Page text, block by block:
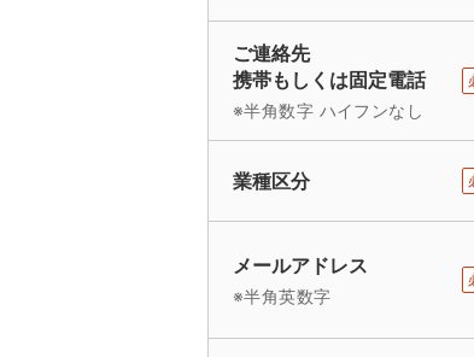
ご連絡先
携帯もしくは固定電話
※半角数字 ハイフンなし
業種区分
メールアドレス
※半角英数字